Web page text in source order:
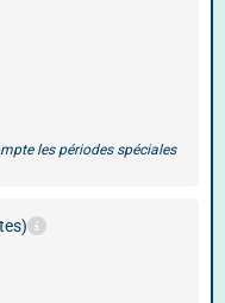
les périodes spéciales